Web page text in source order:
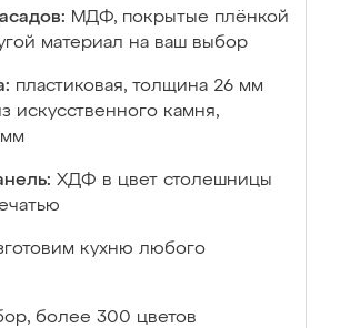
МДФ, покрытые плёнкой
материал на ваш выбор
пластиковая, толщина 26 мм
искусственного камня,
ХДФ в цвет столешницы
кухню любого
более 300 цветов